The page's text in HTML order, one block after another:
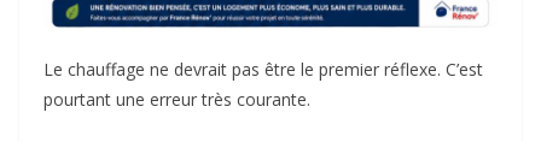
Le chauffage ne devrait pas être le premier réflexe. C’est
pourtant une erreur très courante.